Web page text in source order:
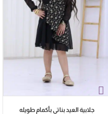
جلابية العيد بناتي بأكمام طويله